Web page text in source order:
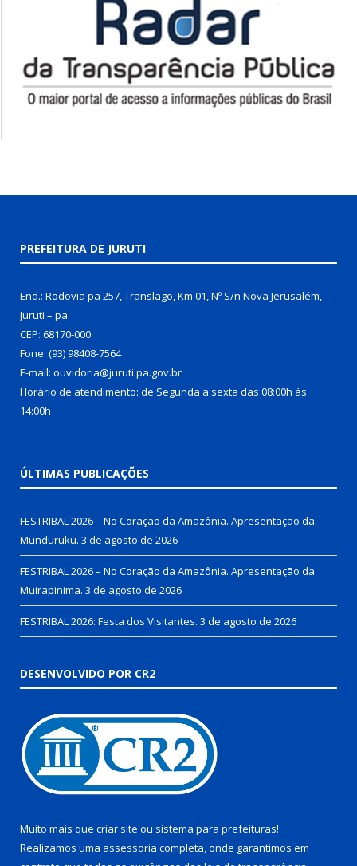
PREFEITURA DE JURUTI
End.: Rodovia pa 257, Translago, Km 01, Nº S/n Nova Jerusalém,
Juruti – pa
CEP: 68170-000
Fone: (93) 98408-7564
E-mail: ouvidoria@juruti.pa.gov.br
Horário de atendimento: de Segunda a sexta das 08:00h às
14:00h
ÚLTIMAS PUBLICAÇÕES
FESTRIBAL 2026 – No Coração da Amazônia. Apresentação da
Munduruku. 3 de agosto de 2026
FESTRIBAL 2026 – No Coração da Amazônia. Apresentação da
Muirapinima. 3 de agosto de 2026
FESTRIBAL 2026: Festa dos Visitantes. 3 de agosto de 2026
DESENVOLVIDO POR CR2
Muito mais que criar site ou sistema para prefeituras!
Realizamos uma assessoria completa, onde garantimos em